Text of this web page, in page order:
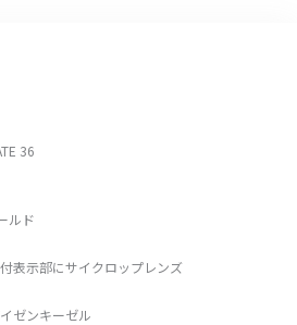
36
ルド
表示部にサイクロップレンズ
ゼンキーゼル